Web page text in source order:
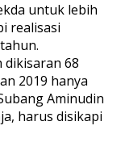
untuk lebih
realisasi
dikisaran 68
2019 hanya
Aminudin
harus disikapi